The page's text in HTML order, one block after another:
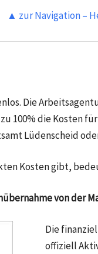
▲ zur Navigation –
Die
100% die Kosten
Lüdenscheid
Kosten gibt,
von der
Die
offiziell